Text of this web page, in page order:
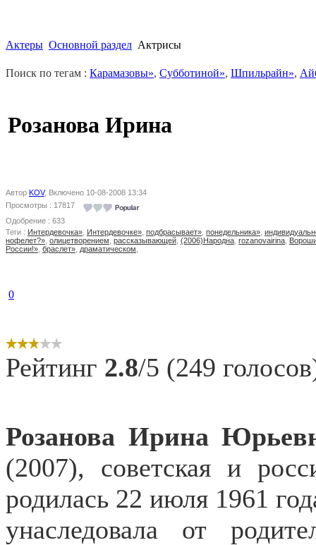
Актеры Основной раздел Актрисы
Поиск по тегам : Карамазовы», Субботиной», Шпильрайн»,
Розанова Ирина
Автор KOV, Включено 10-08-2008 13:34
Просмотры : 17817
Одобрение : 633
Теги : Интердевочка» Интердевочке» подбрасывает» понедельника»
нофелет?» олицетворением рассказывающей (2006)Народна rozanovairina
России!» браслет» драматическом
0
Рейтинг 2.8/5 (249
Розанова Ирина
(2007), советская и
родилась 22 июля 1961
унаследовала от